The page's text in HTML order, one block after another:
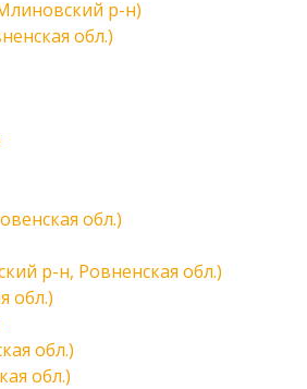
р-н)
обл.)
обл.)
р-н, Ровненская обл.)
обл.)
обл.)
обл.)